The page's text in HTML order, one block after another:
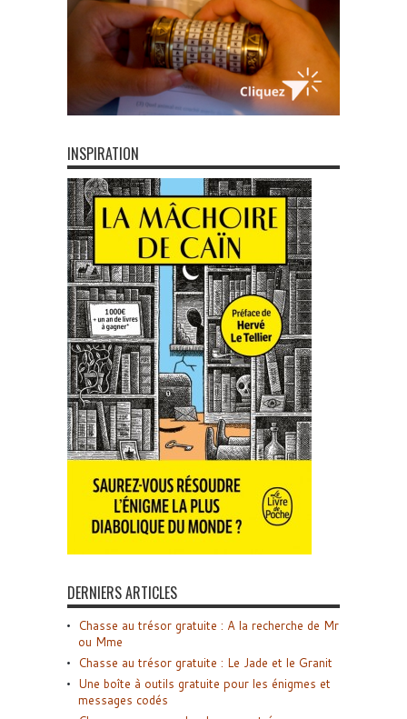
INSPIRATION
DERNIERS ARTICLES
Chasse au trésor gratuite : A la recherche de Mr
ou Mme
Chasse au trésor gratuite : Le Jade et le Granit
Une boîte à outils gratuite pour les énigmes et
messages codés